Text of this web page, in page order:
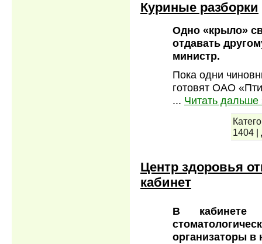
Куриные разборки
Одно «крыло»
отдавать
министр.
Пока одни
готовят ОАО
... Читать дальше
1404 |
Центр здоровья
кабинет
В кабинете
организаторы в